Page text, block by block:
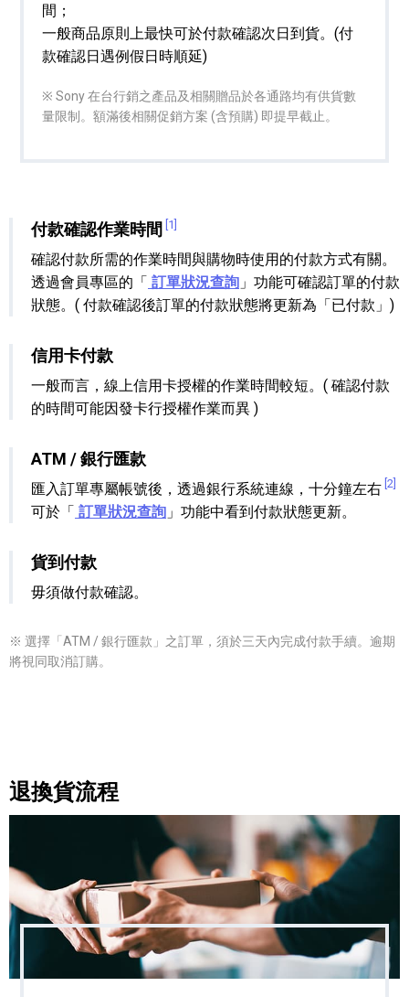
間；
一般商品原則上最快可於付款確認次日到貨。(付
款確認日遇例假日時順延)
※ Sony 在台行銷之產品及相關贈品於各通路均有供貨數
量限制。額滿後相關促銷方案 (含預購) 即提早截止。
付款確認作業時間 [1]
確認付款所需的作業時間與購物時使用的付款方式有關。
透過會員專區的「 訂單狀況查詢 」功能可確認訂單的付款
狀態。( 付款確認後訂單的付款狀態將更新為「已付款」)
信用卡付款
一般而言，線上信用卡授權的作業時間較短。( 確認付款
的時間可能因發卡行授權作業而異 )
ATM / 銀行匯款
匯入訂單專屬帳號後，透過銀行系統連線，十分鐘左右 [2]
可於「 訂單狀況查詢 」功能中看到付款狀態更新。
貨到付款
毋須做付款確認。
※ 選擇「ATM / 銀行匯款」之訂單，須於三天內完成付款手續。逾期
將視同取消訂購。
退換貨流程